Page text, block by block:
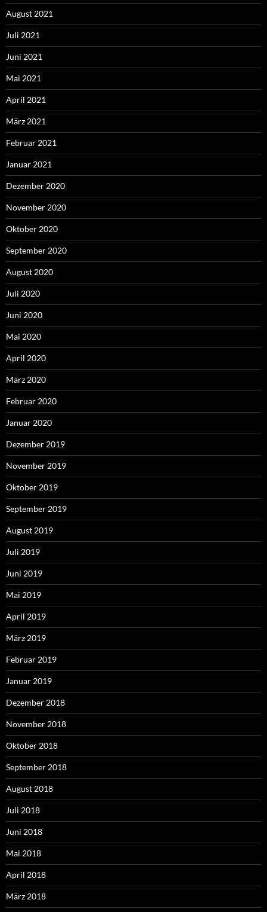
August 2021
Juli 2021
Juni 2021
Mai 2021
April 2021
März 2021
Februar 2021
Januar 2021
Dezember 2020
November 2020
Oktober 2020
September 2020
August 2020
Juli 2020
Juni 2020
Mai 2020
April 2020
März 2020
Februar 2020
Januar 2020
Dezember 2019
November 2019
Oktober 2019
September 2019
August 2019
Juli 2019
Juni 2019
Mai 2019
April 2019
März 2019
Februar 2019
Januar 2019
Dezember 2018
November 2018
Oktober 2018
September 2018
August 2018
Juli 2018
Juni 2018
Mai 2018
April 2018
März 2018